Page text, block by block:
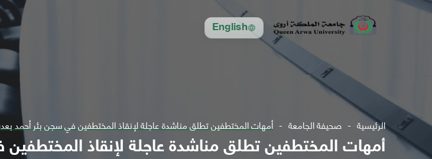
English
الرئيسية صحيفة الجامعة أمهات المختطفين تطلق مناشدة عاجلة لإنقاذ المختطفين في سجن بئر أحمد
أمهات المختطفين تطلق مناشدة عاجلة لإنقاذ